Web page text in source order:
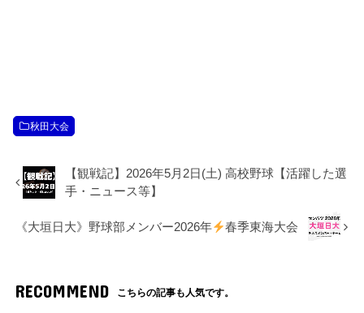
秋田大会
【観戦記】2026年5月2日(土) 高校野球【活躍した選
手・ニュース等】
《大垣日大》野球部メンバー2026年 春季東海大会
RECOMMEND こちらの記事も人気です。